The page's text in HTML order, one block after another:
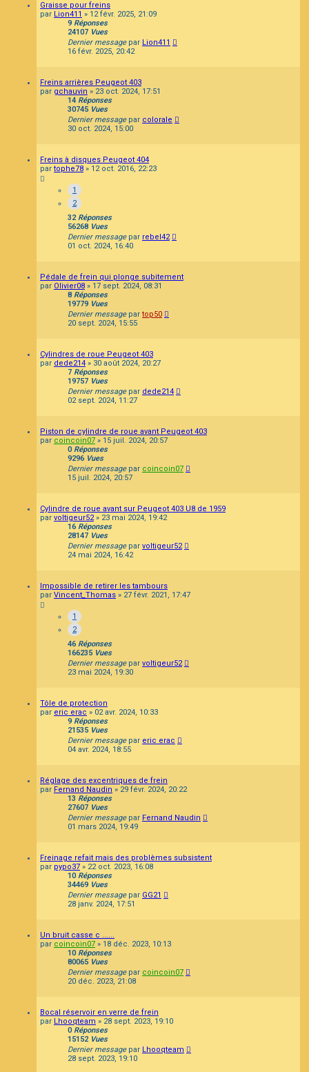
Graisse pour freins
par Lion411 » 12 févr. 2025, 21:09
9Réponses
24107 Vues
Dernier message par Lion411
16 févr. 2025, 20:42
Freins arrières Peugeot 403
par gchauvin » 23 oct. 2024, 17:51
14 Réponses
30745 Vues
Dernier message par colorale
30 oct. 2024, 15:00
Freins à disques Peugeot 404
par tophe78 » 12 oct. 2016, 22:23
1
2
32Réponses
56268 Vues
Dernier message par rebel42
01 oct. 2024, 16:40
Pédale de frein qui plonge subitement
par Olivier08 » 17 sept. 2024, 08:31
8 Réponses
19779 Vues
Dernier message par top50
20 sept. 2024, 15:55
Cylindres de roue Peugeot 403
par dede214 » 30 août 2024, 20:27
7 Réponses
19757 Vues
Dernier message par dede214
02 sept. 2024, 11:27
Piston de cylindre de roue avant Peugeot 403
par coincoin07 » 15 juil. 2024, 20:57
0Réponses
9296 Vues
Dernier message par coincoin07
15 juil. 2024, 20:57
Cylindre de roue avant sur Peugeot 403 U8 de 1959
par voltigeur52» 23 mai 2024, 19:42
16 Réponses
28147 Vues
Dernier message par voltigeur52
24 mai 2024, 16:42
Impossible de retirer les tambours
par Vincent_Thomas » 27 févr. 2021, 17:47
1
2
46 Réponses
166235 Vues
Dernier message par voltigeur52
23 mai 2024, 19:30
Tôle de protection
par eric erac » 02 avr. 2024, 10:33
9Réponses
21535 Vues
Dernier message par eric erac
04 avr. 2024, 18:55
Réglage des excentriques de frein
par Fernand Naudin » 29 févr. 2024, 20:22
13 Réponses
27607 Vues
Dernier message par Fernand Naudin
01 mars 2024, 19:49
Freinage refait mais des problèmes subsistent
par pypo37 » 22 oct. 2023, 16:08
10Réponses
34469 Vues
Dernier message par GG21
28 janv. 2024, 17:51
Un bruit casse c ......
par coincoin07 » 18 déc. 2023, 10:13
10Réponses
80065 Vues
Dernier message par coincoin07
20 déc. 2023, 21:08
Bocal réservoir en verre de frein
par Lhooqteam » 28 sept. 2023, 19:10
0Réponses
15152 Vues
Dernier message par Lhooqteam
28 sept. 2023, 19:10